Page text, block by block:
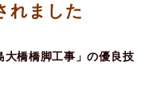
れました
橋橋脚工事」の優良技